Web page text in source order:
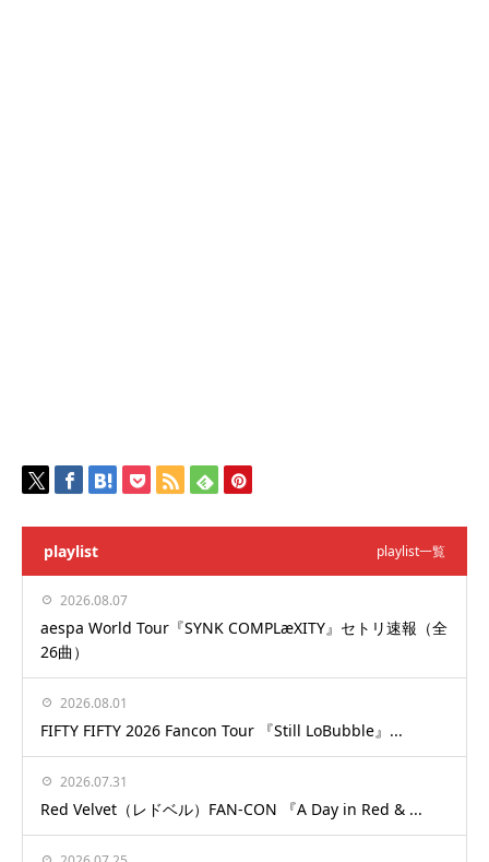
playlist playlist一覧
2026.08.07
aespa World Tour『SYNK COMPLæXITY』セトリ速報（全
26曲）
2026.08.01
FIFTY FIFTY 2026 Fancon Tour 『Still LoBubble』...
2026.07.31
Red Velvet（レドベル）FAN-CON 『A Day in Red & ...